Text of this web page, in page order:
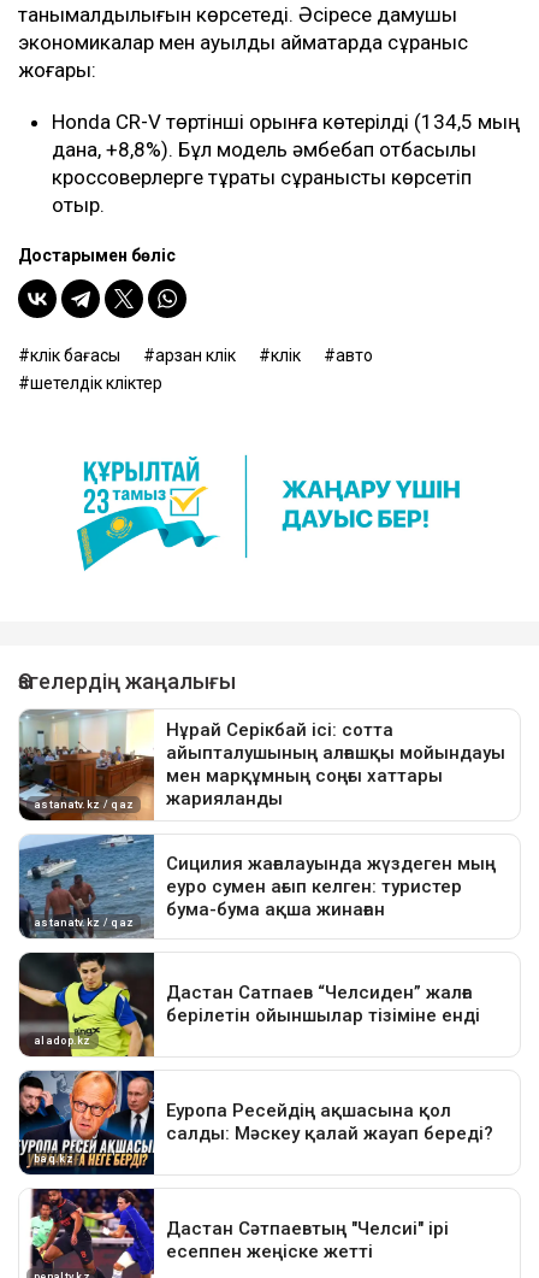
танымалдылығын көрсетеді. Әсіресе дамушы
экономикалар мен ауылдық аймақтарда сұраныс
жоғары:
Honda CR-V төртінші орынға көтерілді (134,5 мың
дана, +8,8%). Бұл модель әмбебап отбасылық
кроссоверлерге тұрақты сұранысты көрсетіп
отыр.
Достарыңмен бөліс
көлік бағасы арзан көлік көлік
авто
шетелдік көліктер